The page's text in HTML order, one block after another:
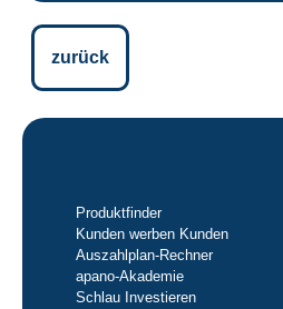
zurück
Produktfinder
Kunden werben Kunden
Auszahlplan-Rechner
apano-Akademie
Schlau Investieren